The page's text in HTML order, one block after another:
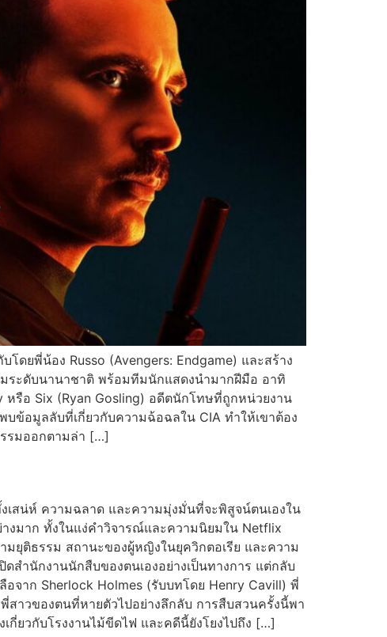
ดยพี่น้อง Russo (Avengers: Endgame) และสร้าง
มระดับนานาชาติ พร้อมทีมนักแสดงนำมากฝีมือ อาทิ
หรือ Six (Ryan Gosling) อดีตนักโทษที่ถูกหน่วยงาน
ข้อมูลลับที่เกี่ยวกับความฉ้อฉลใน CIA ทำให้เขาต้อง
รรมออกตามล่า […]
เสน่ห์ ความฉลาด และความมุ่งมั่นที่จะพิสูจน์ตนเองใน
งมาก ทั้งในแง่คำวิจารณ์และความนิยมใน Netflix
มยุติธรรม สถานะของผู้หญิงในยุควิกตอเรีย และความ
สำนักงานนักสืบของตนเองอย่างเป็นทางการ แต่กลับ
จาก Sherlock Holmes (รับบทโดย Henry Cavill) พี่
สาวของตนที่หายตัวไปอย่างลึกลับ การสืบสวนครั้งนี้พา
กี่ยวกับโรงงานไม้ขีดไฟ และคดีนี้ยังโยงไปถึง […]